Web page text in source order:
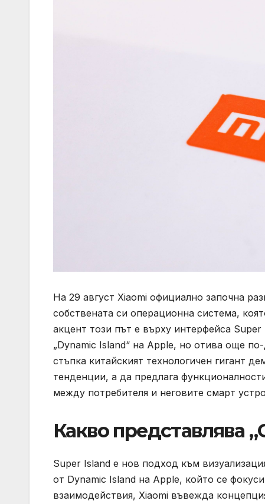
На 29 август Xiaomi официално започна
собствената си операционна система,
акцент този път е върху интерфейса
„Dynamic Island“ на Apple, но отива още
стъпка китайският технологичен гигант
тенденции, а да предлага
между потребителя и неговите смарт
Какво представлява
Super Island е нов подход към
от Dynamic Island на Apple, който се
взаимодействия, Xiaomi въвежда